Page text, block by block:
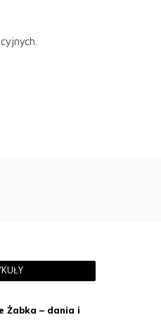
Żabka – dania i